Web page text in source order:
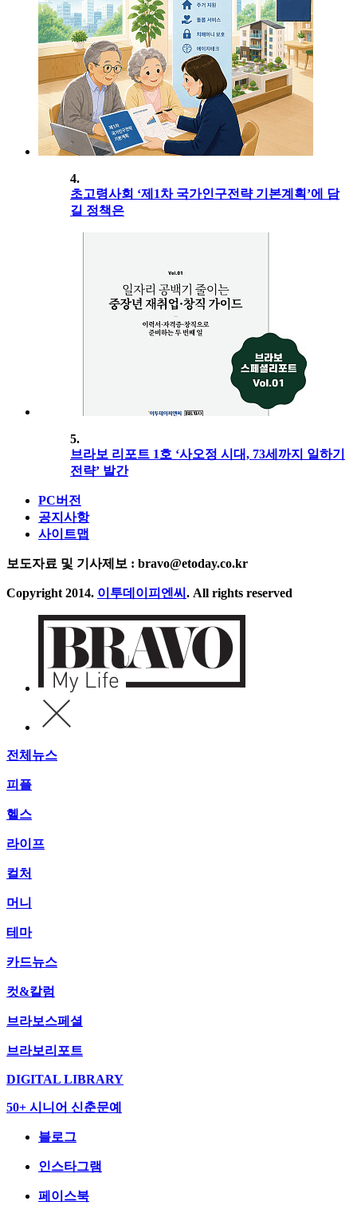
4.
초고령사회 ‘제1차 국가인구전략 기본계획’에 담
길 정책은
5.
브라보 리포트 1호 ‘사오정 시대, 73세까지 일하기
전략’ 발간
PC버전
공지사항
사이트맵
보도자료 및 기사제보 : bravo@etoday.co.kr
Copyright 2014. 이투데이피엔씨 . All rights reserved
전체뉴스
피플
헬스
라이프
컬처
머니
테마
카드뉴스
컷&칼럼
브라보스페셜
브라보리포트
DIGITAL LIBRARY
50+ 시니어 신춘문예
블로그
인스타그램
페이스북